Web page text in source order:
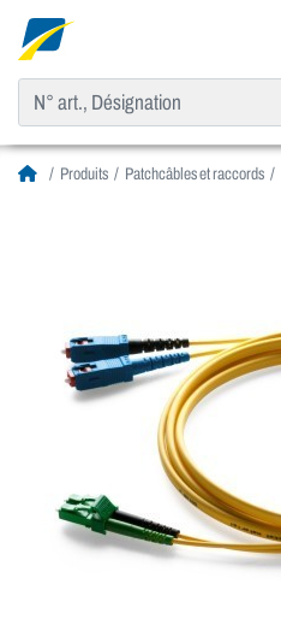
Produits Patchcâbles et raccords